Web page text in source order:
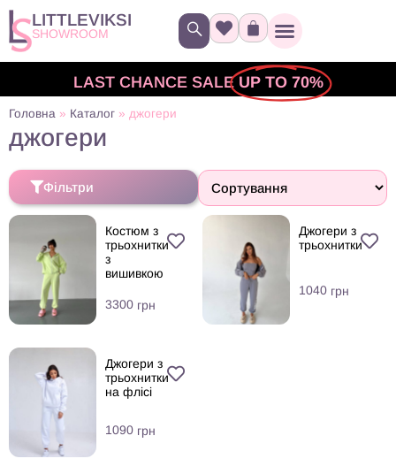
LITTLEVIKSI
SHOWROOM
LAST CHANCE SALE UP TO 70%
Головна » Каталог » джогери
джогери
Фільтри
Костюм з
трьохнитки
з
вишивкою
3300 грн
Джогери з
трьохнитки
1040 грн
Джогери з
трьохнитки
на флісі
1090 грн